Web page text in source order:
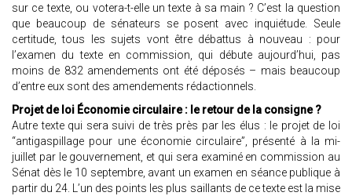
sur ce texte, ou votera-t-elle un texte à sa main ? C’est la question
que beaucoup de sénateurs se posent avec inquiétude. Seule
certitude, tous les sujets vont être débattus à nouveau : pour
l’examen du texte en commission, qui débute aujourd’hui, pas
moins de 832 amendements ont été déposés – mais beaucoup
d’entre eux sont des amendements rédactionnels.
Projet de loi Économie circulaire : le retour de la consigne ?
Autre texte qui sera suivi de très près par les élus : le projet de loi
“antigaspillage pour une économie circulaire”, présenté à la mi-
juillet par le gouvernement, et qui sera examiné en commission au
Sénat dès le 10 septembre, avant un examen en séance publique à
partir du 24. L’un des points les plus saillants de ce texte est la mise